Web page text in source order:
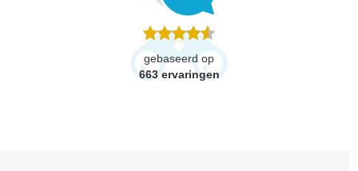
gebaseerd op
663 ervaringen